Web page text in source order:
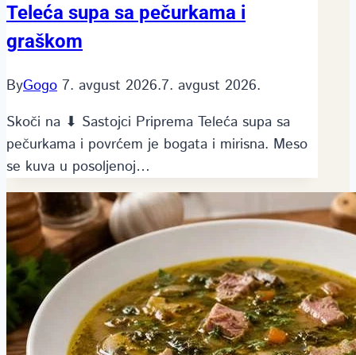
Teleća supa sa pečurkama i
graškom
ByGogo 7. avgust 2026.7. avgust 2026.
Skoči na ⬇ Sastojci Priprema Teleća supa sa
pečurkama i povrćem je bogata i mirisna. Meso
se kuva u posoljenoj…